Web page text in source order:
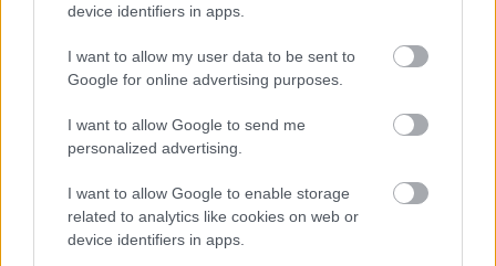
device identifiers in apps.
I want to allow my user data to be sent to
Google for online advertising purposes.
I want to allow Google to send me
personalized advertising.
I want to allow Google to enable storage
related to analytics like cookies on web or
device identifiers in apps.